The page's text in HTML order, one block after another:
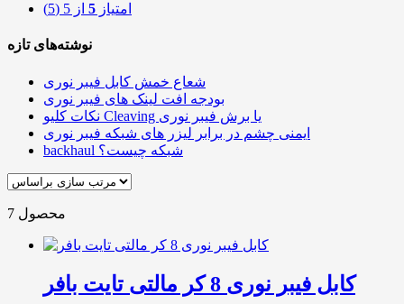
امتیاز 5 از 5 (5)
نوشته‌های تازه
شعاع خمش کابل فیبر نوری
بودجه افت لینک های فیبر نوری
نکات کلیو Cleaving یا برش فیبر نوری
ایمنی چشم در برابر لیزر های شبکه فیبر نوری
backhaul شبکه چیست؟
7 محصول
کابل فیبر نوری 8 کر مالتی تایت بافر